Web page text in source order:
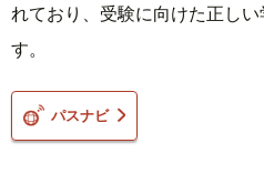
れており、受験に向けた正し
す。
パスナビ